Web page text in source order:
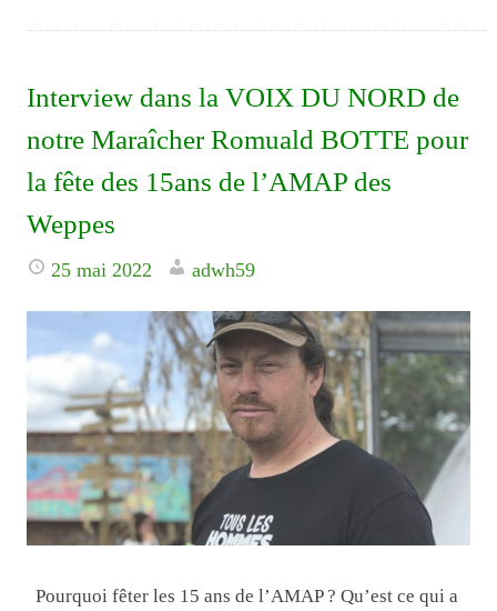
Interview dans la VOIX DU NORD de
notre Maraîcher Romuald BOTTE pour
la fête des 15ans de l’AMAP des
Weppes
25 mai 2022 adwh59
Pourquoi fêter les 15 ans de l’AMAP ? Qu’est ce qui a